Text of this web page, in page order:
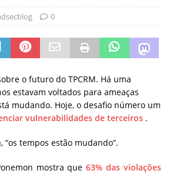
0
o futuro do TPCRM. Há uma
estavam voltados para ameaças
mudando. Hoje, o desafio número um
vulnerabilidades de terceiros .
“os tempos estão mudando”.
mostra que63% das violações